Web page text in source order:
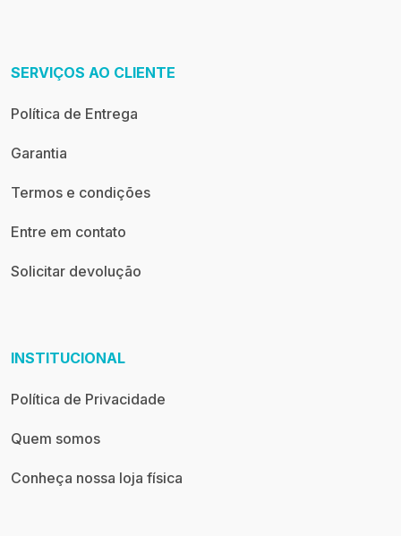
SERVIÇOS AO CLIENTE
Política de Entrega
Garantia
Termos e condições
Entre em contato
Solicitar devolução
INSTITUCIONAL
Política de Privacidade
Quem somos
Conheça nossa loja física